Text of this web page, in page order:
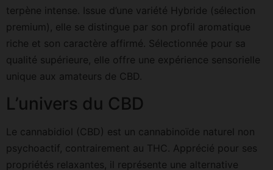
terpène intense. Issue d’une variété Hybride (sélection
premium), elle se distingue par son profil aromatique
riche et son caractère affirmé. Sélectionnée pour sa
qualité supérieure, elle offre une expérience sensorielle
unique aux amateurs de CBD.
L’univers du CBD
Le cannabidiol (CBD) est un cannabinoïde naturel non
psychoactif, contrairement au THC. Apprécié pour ses
propriétés relaxantes, il représente une alternative